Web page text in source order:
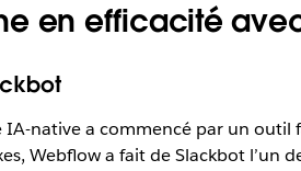
en efficacité
native a commencé par un outil
Webflow a fait de Slackbot l’un